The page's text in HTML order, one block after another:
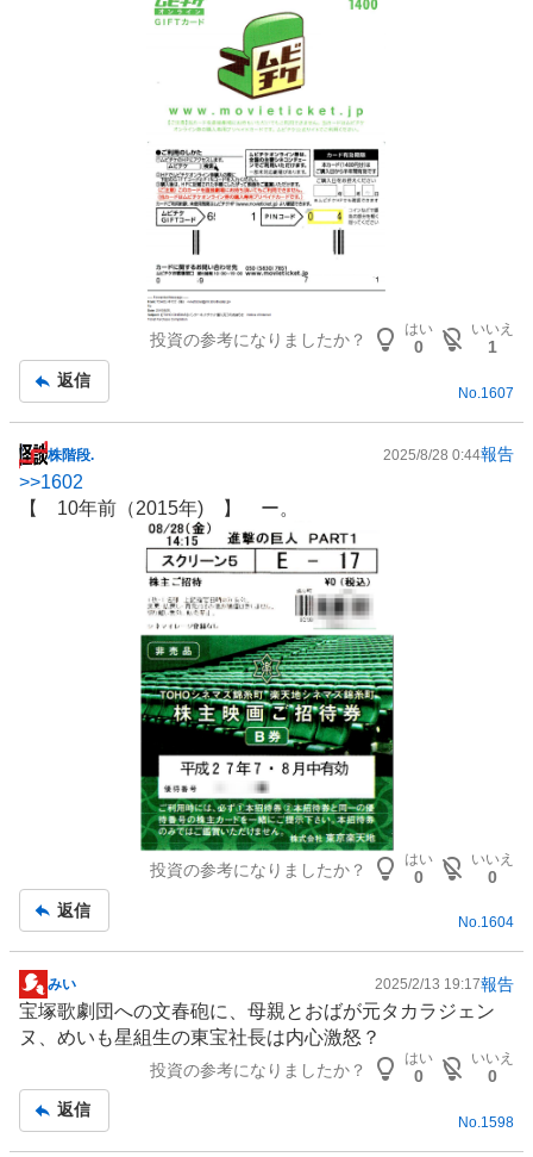
投資の参考になりましたか？
はい
0
いいえ
1
返信
No. 1607
掲
示
板
株階段. 2025/8/28 0:44報告
>>1602
【 10年前（2015年) 】 ー。
投資の参考になりましたか？
はい
0
いいえ
0
返信
No.1604
掲
示
板
みい 2025/2/13 19:17報告
宝塚歌劇団への文春砲に、母親とおばが元タカラジェン
ヌ、めいも星組生の東宝社長は内心激怒？
投資の参考になりましたか？
はい
0
いいえ
0
返信
No.1598